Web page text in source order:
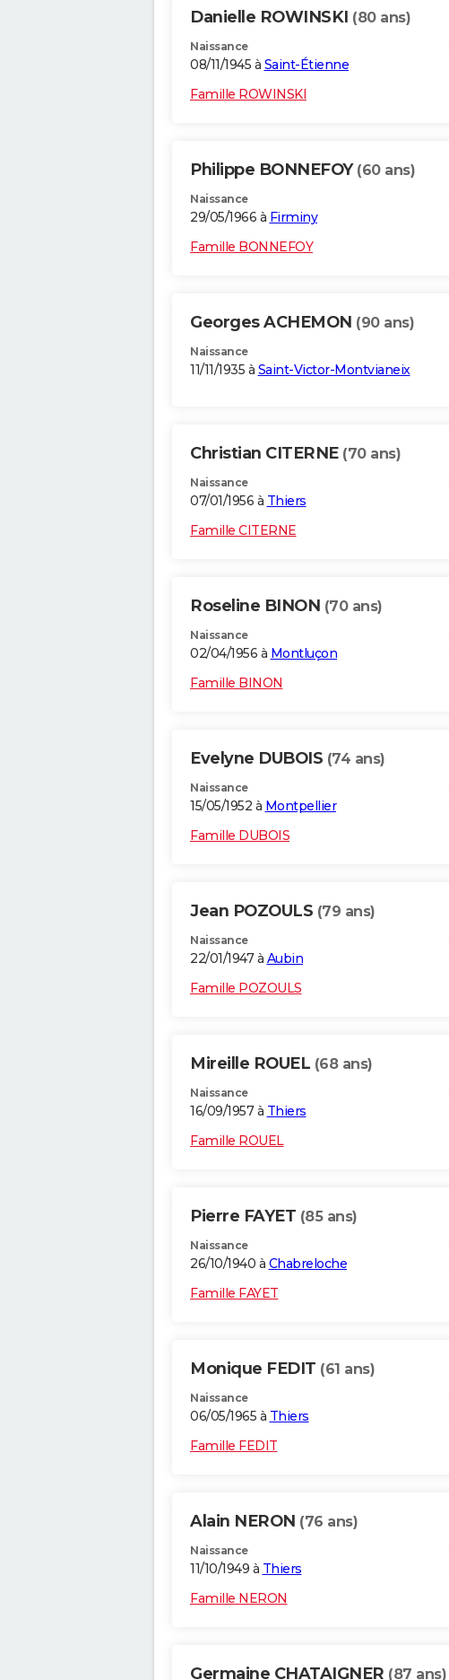
Danielle ROWINSKI (80 ans)
Naissance
08/11/1945 à Saint-Étienne
Famille ROWINSKI
Philippe BONNEFOY (60 ans)
Naissance
29/05/1966 à Firminy
Famille BONNEFOY
Georges ACHEMON (90 ans)
Naissance
11/11/1935 à Saint-Victor-Montvianeix
Christian CITERNE (70 ans)
Naissance
07/01/1956 à Thiers
Famille CITERNE
Roseline BINON (70 ans)
Naissance
02/04/1956 à Montluçon
Famille BINON
Evelyne DUBOIS (74 ans)
Naissance
15/05/1952 à Montpellier
Famille DUBOIS
Jean POZOULS (79 ans)
Naissance
22/01/1947 à Aubin
Famille POZOULS
Mireille ROUEL (68 ans)
Naissance
16/09/1957 à Thiers
Famille ROUEL
Pierre FAYET (85 ans)
Naissance
26/10/1940 à Chabreloche
Famille FAYET
Monique FEDIT (61 ans)
Naissance
06/05/1965 à Thiers
Famille FEDIT
Alain NERON (76 ans)
Naissance
11/10/1949 à Thiers
Famille NERON
Germaine CHATAIGNER (87 ans)